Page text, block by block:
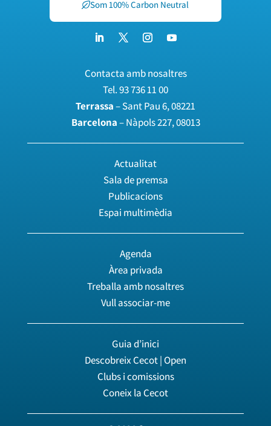
Som 100% Carbon Neutral
Contacta amb nosaltres
Tel.93 736 11 00
Terrassa– Sant Pau 6, 08221
Barcelona– Nàpols 227, 08013
Actualitat
Sala de premsa
Publicacions
Espai multimèdia
Agenda
Àrea privada
Treballa amb nosaltres
Vull associar-me
Guia d’inici
Descobreix Cecot | Open
Clubs i comissions
Coneix la Cecot